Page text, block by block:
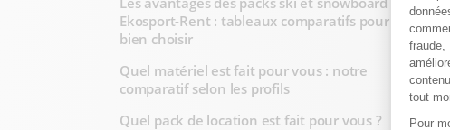
Ekosport-Rent : tableaux comparatifs pour
bien choisir
Quel matériel est fait pour vous : notre
comparatif selon les profils
Quel pack de location est fait pour vous ?